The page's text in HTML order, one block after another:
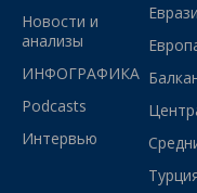
Новости и
анализы
ИНФОГРАФИКА
Podcasts
Интервью